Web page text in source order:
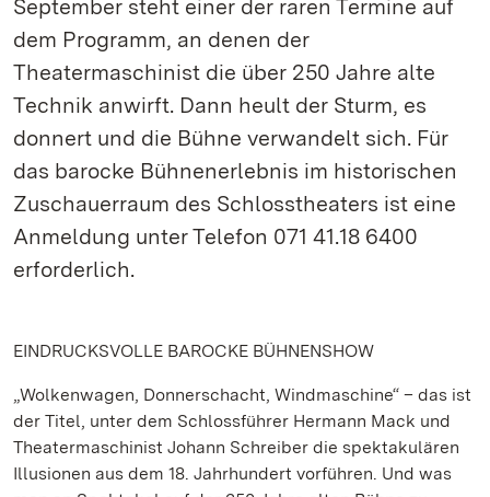
September steht einer der raren Termine auf
dem Programm, an denen der
Theatermaschinist die über 250 Jahre alte
Technik anwirft. Dann heult der Sturm, es
donnert und die Bühne verwandelt sich. Für
das barocke Bühnenerlebnis im historischen
Zuschauerraum des Schlosstheaters ist eine
Anmeldung unter Telefon 071 41.18 6400
erforderlich.
EINDRUCKSVOLLE BAROCKE BÜHNENSHOW
„Wolkenwagen, Donnerschacht, Windmaschine“ – das ist
der Titel, unter dem Schlossführer Hermann Mack und
Theatermaschinist Johann Schreiber die spektakulären
Illusionen aus dem 18. Jahrhundert vorführen. Und was